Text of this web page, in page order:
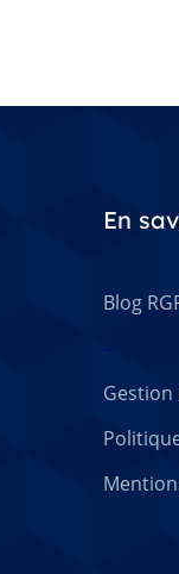
En
Blog
–
Gestion